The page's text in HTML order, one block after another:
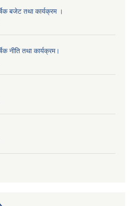
बजेट तथा कार्यक्रम ।
नीति तथा कार्यक्रम।